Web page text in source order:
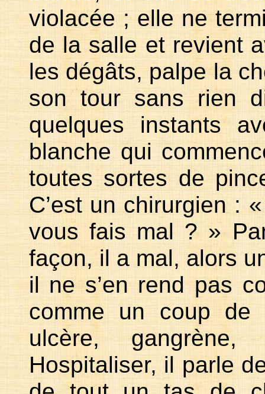
violacée ; elle ne
de la salle et revient
les dégâts, palpe la
son tour sans rien
quelques instants
blanche qui
toutes sortes de
C’est un chirurgien :
vous fais mal ? »
façon, il a mal, alors
il ne s’en rend pas
comme un coup
ulcère,
Hospitaliser, il parle